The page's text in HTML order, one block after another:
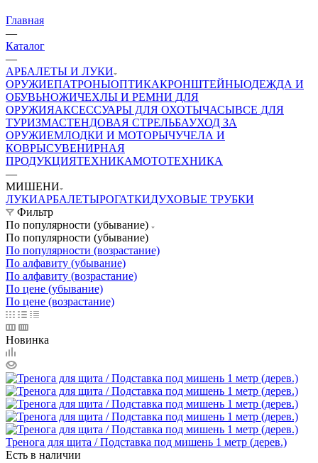
Главная
—
Каталог
—
АРБАЛЕТЫ И ЛУКИ
ОРУЖИЕПАТРОНЫОПТИКАКРОНШТЕЙНЫОДЕЖДА И
ОБУВЬНОЖИЧЕХЛЫ И РЕМНИ ДЛЯ
ОРУЖИЯАКСЕССУАРЫ ДЛЯ ОХОТЫЧАСЫВСЕ ДЛЯ
ТУРИЗМАСТЕНДОВАЯ СТРЕЛЬБАУХОД ЗА
ОРУЖИЕМЛОДКИ И МОТОРЫЧУЧЕЛА И
КОВРЫСУВЕНИРНАЯ
ПРОДУКЦИЯТЕХНИКАМОТОТЕХНИКА
—
МИШЕНИ
ЛУКИАРБАЛЕТЫРОГАТКИДУХОВЫЕ ТРУБКИ
Фильтр
По популярности (убывание)
По популярности (убывание)
По популярности (возрастание)
По алфавиту (убывание)
По алфавиту (возрастание)
По цене (убывание)
По цене (возрастание)
Новинка
Тренога для щита / Подставка под мишень 1 метр (дерев.)
Есть в наличии